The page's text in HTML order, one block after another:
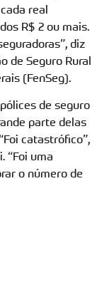
real
R$ 2 ou mais.
diz
de Seguro Rural
(FenSeg).
de seguro
parte delas
catastrófico”,
“Foi uma
o número de